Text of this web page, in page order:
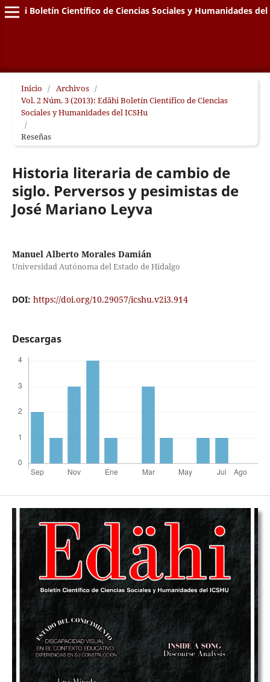
Edähi Boletín Científico de Ciencias Sociales y Humanidades del
Inicio / Archivos /
Vol. 2 Núm. 3 (2013): Edähi Boletín Científico de Ciencias
Sociales y Humanidades del ICSHu
/
Reseñas
Historia literaria de cambio de
siglo. Perversos y pesimistas de
José Mariano Leyva
Manuel Alberto Morales Damián
Universidad Autónoma del Estado de Hidalgo
DOI: https://doi.org/10.29057/icshu.v2i3.914
Descargas